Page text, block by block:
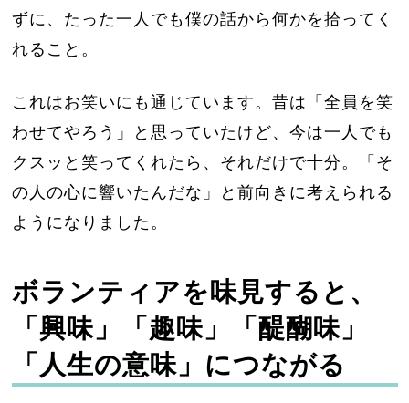
ずに、たった一人でも僕の話から何かを拾ってく
れること。
これはお笑いにも通じています。昔は「全員を笑
わせてやろう」と思っていたけど、今は一人でも
クスッと笑ってくれたら、それだけで十分。「そ
の人の心に響いたんだな」と前向きに考えられる
ようになりました。
ボランティアを味見すると、
「興味」「趣味」「醍醐味」
「人生の意味」につながる